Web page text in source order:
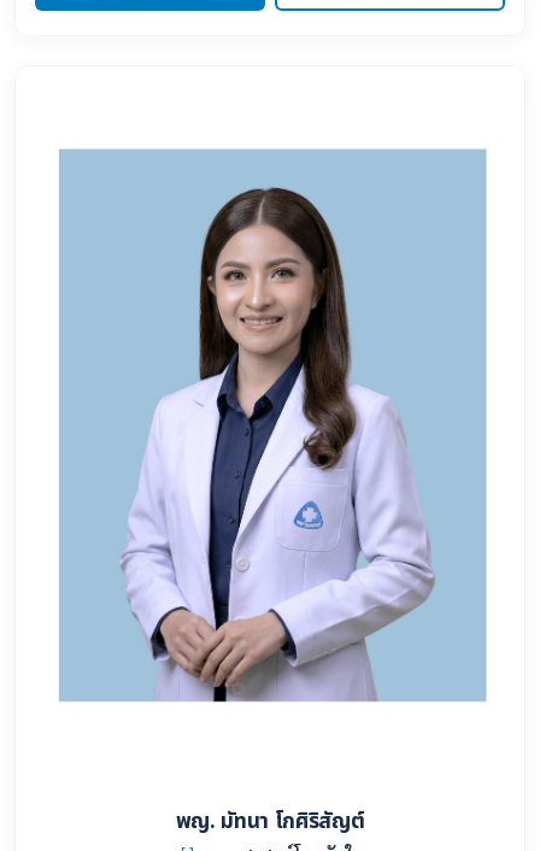
พญ. มัทนา โกศิริสัญต์